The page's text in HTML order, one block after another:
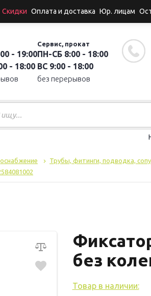
Скидки Оплата и доставка Юр. лицам
- 19:00
- 18:00
Сервис, прокат
ПН-СБ 8:00 - 18:00
ВС 9:00 - 18:00
без перерывов
Трубы, фитинги, подводка,
без
Товар в наличии: